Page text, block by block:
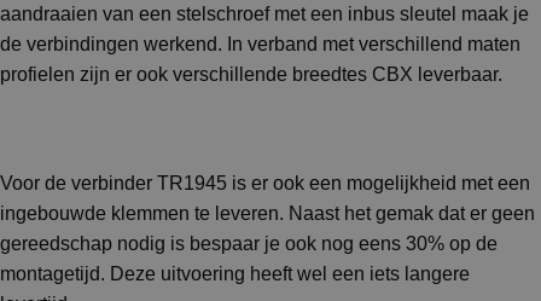
aandraaien van een stelschroef met een inbus sleutel maak je
de verbindingen werkend. In verband met verschillend maten
profielen zijn er ook verschillende breedtes CBX leverbaar.
Voor de verbinder TR1945 is er ook een mogelijkheid met een
ingebouwde klemmen te leveren. Naast het gemak dat er geen
gereedschap nodig is bespaar je ook nog eens 30% op de
montagetijd. Deze uitvoering heeft wel een iets langere